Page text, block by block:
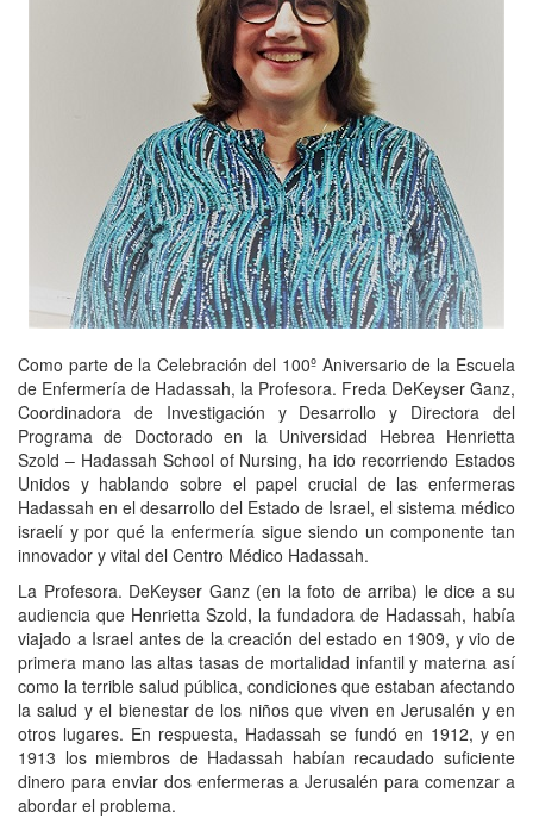
Como parte de la Celebración del 100º Aniversario de la Escuela
de Enfermería de Hadassah, la Profesora. Freda DeKeyser Ganz,
Coordinadora de Investigación y Desarrollo y Directora del
Programa de Doctorado en la Universidad Hebrea Henrietta
Szold – Hadassah School of Nursing, ha ido recorriendo Estados
Unidos y hablando sobre el papel crucial de las enfermeras
Hadassah en el desarrollo del Estado de Israel, el sistema médico
israelí y por qué la enfermería sigue siendo un componente tan
innovador y vital del Centro Médico Hadassah.
La Profesora. DeKeyser Ganz (en la foto de arriba) le dice a su
audiencia que Henrietta Szold, la fundadora de Hadassah, había
viajado a Israel antes de la creación del estado en 1909, y vio de
primera mano las altas tasas de mortalidad infantil y materna así
como la terrible salud pública, condiciones que estaban afectando
la salud y el bienestar de los niños que viven en Jerusalén y en
otros lugares. En respuesta, Hadassah se fundó en 1912, y en
1913 los miembros de Hadassah habían recaudado suficiente
dinero para enviar dos enfermeras a Jerusalén para comenzar a
abordar el problema.